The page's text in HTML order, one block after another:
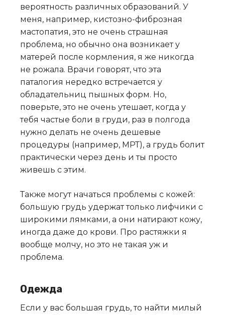
вероятность различных образований. У
меня, например, кистозно-фиброзная
мастопатия, это не очень страшная
проблема, но обычно она возникает у
матерей после кормления, я же никогда
не рожала. Врачи говорят, что эта
паталогия нередко встречается у
обладательниц пышных форм. Но,
поверьте, это не очень утешает, когда у
тебя частые боли в груди, раз в полгода
нужно делать не очень дешевые
процедуры (например, МРТ), а грудь болит
практически через день и ты просто
живешь с этим.
Также могут начаться проблемы с кожей:
большую грудь удержат только лифчики с
широкими лямками, а они натирают кожу,
иногда даже до крови. Про растяжки я
вообще молчу, но это не такая уж и
проблема.
Одежда
Если у вас большая грудь, то найти милый